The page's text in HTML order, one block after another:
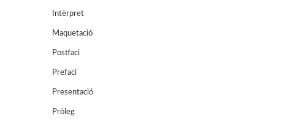
Intèrpret
Maquetació
Postfaci
Prefaci
Presentació
Pròleg